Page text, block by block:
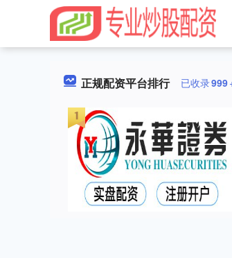
正规配资平台排行 已收录999